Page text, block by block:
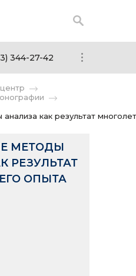
344-27-42
как результат
МЕТОДЫ
РЕЗУЛЬТАТ
ОПЫТА